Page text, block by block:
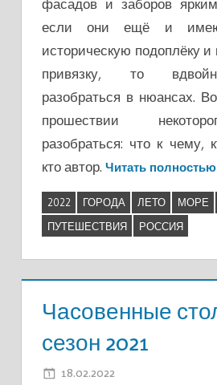
фасадов и заборов
если они ещё и
историческую подоплёку и
привязку, то
разобраться в нюансах.
прошествии
разобраться: что к чему,
кто автор. Читать
2022 ГОРОДА ЛЕТО МОРЕ
ПУТЕШЕСТВИЯ
РОССИЯ
Часовенные
сезон 2021
18.02.2022